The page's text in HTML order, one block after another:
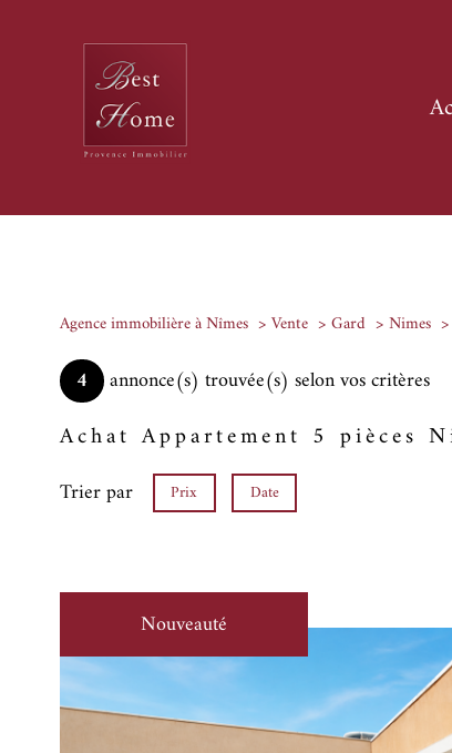
Agence immobilière à Nîmes Vente Gard Nimes
4 annonce(s) trouvée(s) selon vos critères
Achat Appartement 5 pièces
Trier par Prix Date
Nouveauté